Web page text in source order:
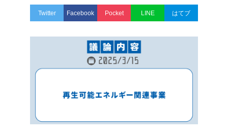
Twitter Facebook Pocket LINE はてブ